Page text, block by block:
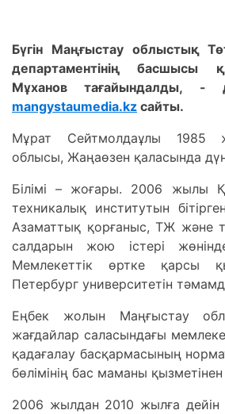
Бүгін Маңғыстау облыстық
департаментінің басшысы
Мұханов тағайындалды, -
mangystaumedia.kz сайты.
Мұрат Сейтмолдаұлы 1985
облысы, Жаңаөзен қаласында
Білімі – жоғары. 2006 жылы
техникалық институтын
Азаматтық қорғаныс, ТЖ және
салдарын жою істері
Мемлекеттік өртке қарсы
Петербург университетін
Еңбек жолын Маңғыстау
жағдайлар саласындағы
қадағалау басқармасының
бөлімінің бас маманы қызметінен
2006 жылдан 2010 жылға дейін